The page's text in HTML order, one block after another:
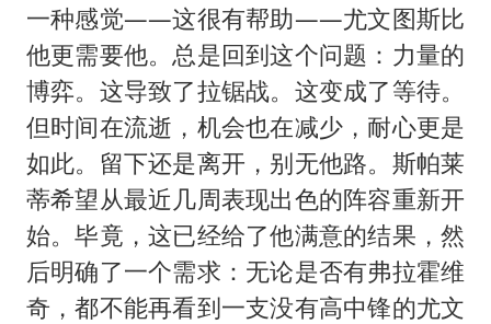
一种感觉——这很有帮助——尤文图斯比
他更需要他。总是回到这个问题：力量的
博弈。这导致了拉锯战。这变成了等待。
但时间在流逝，机会也在减少，耐心更是
如此。留下还是离开，别无他路。斯帕莱
蒂希望从最近几周表现出色的阵容重新开
始。毕竟，这已经给了他满意的结果，然
后明确了一个需求：无论是否有弗拉霍维
奇，都不能再看到一支没有高中锋的尤文